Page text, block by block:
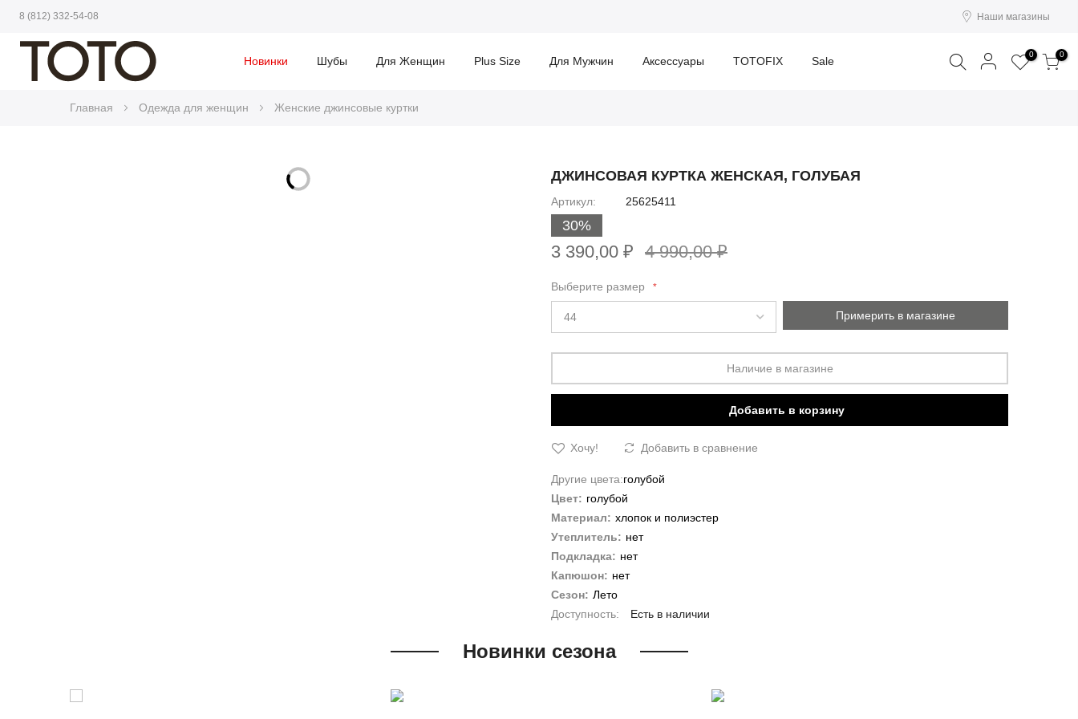
8 (812) 332-54-08 Наши магазины
Новинки Шубы Для Женщин Plus Size Для Мужчин Аксессуары TOTOFIX Sale Поиск 0 0
Главная Одежда для женщин Женские джинсовые куртки
ДЖИНСОВАЯ КУРТКА ЖЕНСКАЯ, ГОЛУБАЯ
Артикул 25625411
30%
3 390,00 ₽ 4 990,00 ₽
Выберите размер
Примерить в магазине
Наличие в магазине
Добавить в корзину
Хочу! Добавить в сравнение
Другие цвета:голубой
Цвет: голубой
Материал: хлопок и полиэстер
Утеплитель: нет
Подкладка: нет
Капюшон: нет
Сезон: Лето
Есть в наличии
Новинки сезона